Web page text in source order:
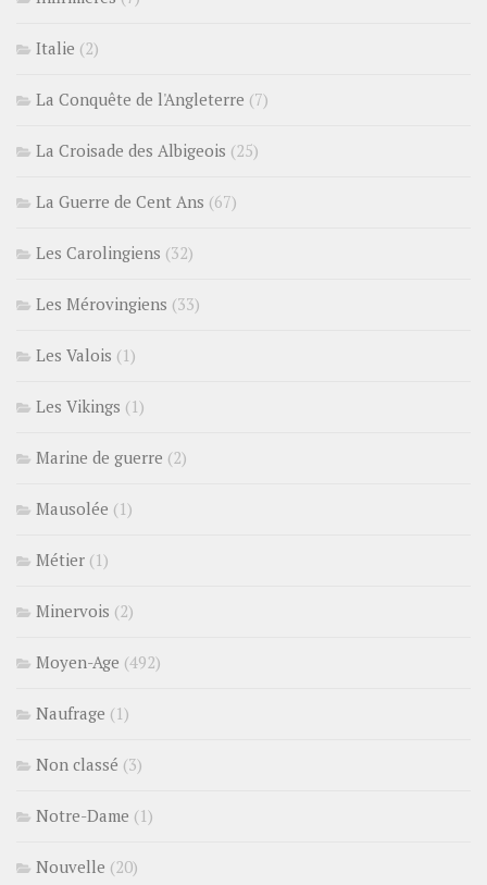
Italie (2)
La Conquête de l'Angleterre (7)
La Croisade des Albigeois (25)
La Guerre de Cent Ans (67)
Les Carolingiens (32)
Les Mérovingiens (33)
Les Valois (1)
Les Vikings (1)
Marine de guerre (2)
Mausolée (1)
Métier (1)
Minervois (2)
Moyen-Age (492)
Naufrage (1)
Non classé (3)
Notre-Dame (1)
Nouvelle (20)